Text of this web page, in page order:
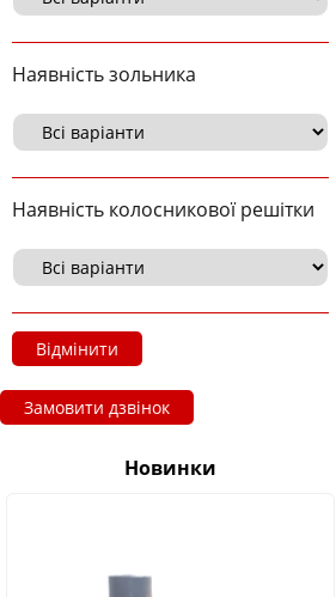
Наявність зольника
Наявність колосникової решітки
Відмінити
Замовити дзвінок
Новинки